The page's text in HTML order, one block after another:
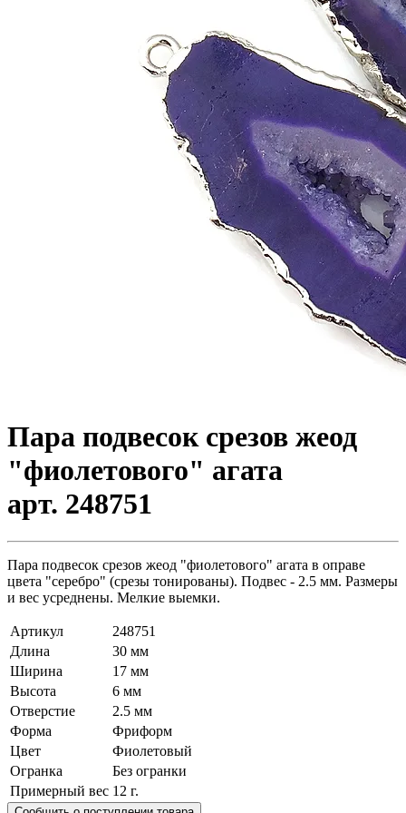
Пара подвесок срезов жеод
"фиолетового" агата
арт. 248751
Пара подвесок срезов жеод "фиолетового" агата в оправе
цвета "серебро" (срезы тонированы). Подвес - 2.5 мм. Размеры
и вес усреднены. Мелкие выемки.
Артикул
248751
Длина
30 мм
Ширина
17 мм
Высота
6 мм
Отверстие
2.5 мм
Форма
Фриформ
Цвет
Фиолетовый
Огранка
Без огранки
Примерный вес 12 г.